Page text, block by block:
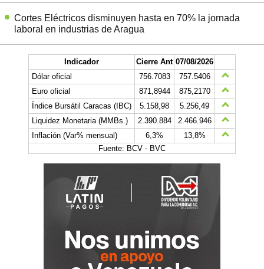
Cortes Eléctricos disminuyen hasta en 70% la jornada
laboral en industrias de Aragua
Indicador Cierre Ant 07/08/2026
Dólar oficial
756.7083
757.5406
Euro oficial
871,8944
875,2170
Índice Bursátil Caracas (IBC)
5.158,98
5.256,49
Liquidez Monetaria (MMBs.)
2.390.884
2.466.946
Inflación (Var% mensual)
6,3%
13,8%
Fuente: BCV - BVC